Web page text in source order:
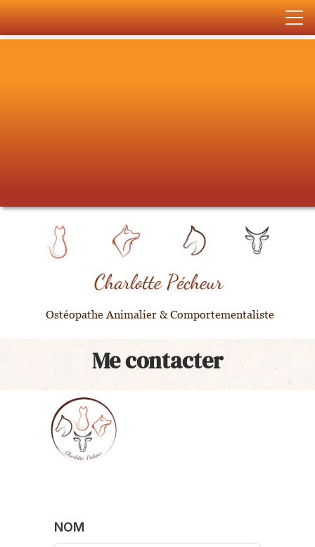
Ostéopathe Animalier & Comportementaliste
Me contacter